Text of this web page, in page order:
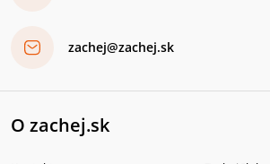
zachej@zachej.sk
O zachej.sk